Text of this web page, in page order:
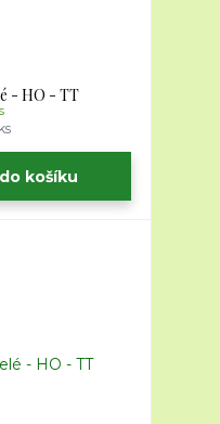
- HO - TT
ks
košíku